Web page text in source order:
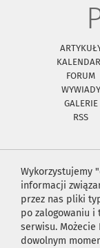
FORUM
WYWIADY
GALERIE
RSS
Wykorzystujemy
informacji
przez nas pliki
po zalogowaniu
serwisu. Możecie
dowolnym